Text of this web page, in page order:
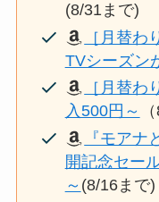
(8/31まで)
［月替
TVシーズン
［月替
入500円～
『モア
開記念セー
～ (8/16まで)